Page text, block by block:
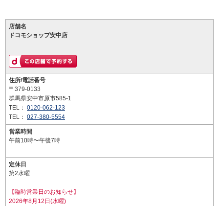
店舗名
ドコモショップ安中店
住所/電話番号
〒379-0133
群馬県安中市原市585-1
TEL： 0120-062-123
TEL： 027-380-5554
営業時間
午前10時〜午後7時
定休日
第2水曜
【臨時営業日のお知らせ】
2026年8月12日(水曜)